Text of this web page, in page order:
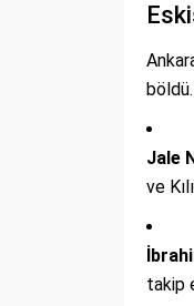
Jale
ve
takip